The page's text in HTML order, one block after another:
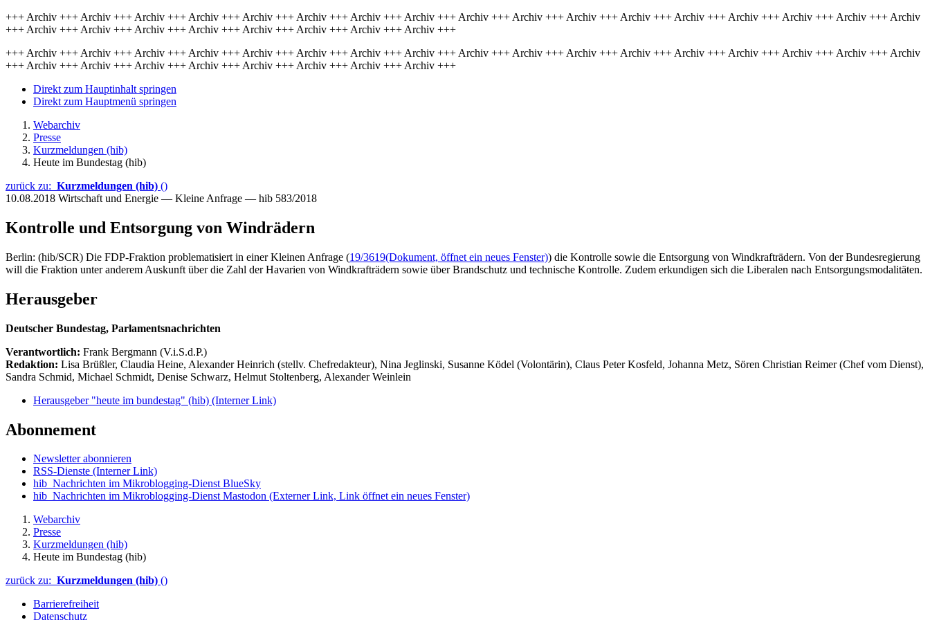
+++ Archiv +++ Archiv +++ Archiv +++ Archiv +++ Archiv +++ Archiv +++ Archiv +++ Archiv +++ Archiv +++ Archiv +++ Archiv +++ Archiv +++ Archiv +++ Archiv +++ Archiv +++ Archiv +++ Archiv
+++ Archiv +++ Archiv +++ Archiv +++ Archiv +++ Archiv +++ Archiv +++ Archiv +++ Archiv +++
+++ Archiv +++ Archiv +++ Archiv +++ Archiv +++ Archiv +++ Archiv +++ Archiv +++ Archiv +++ Archiv +++ Archiv +++ Archiv +++ Archiv +++ Archiv +++ Archiv +++ Archiv +++ Archiv +++ Archiv
+++ Archiv +++ Archiv +++ Archiv +++ Archiv +++ Archiv +++ Archiv +++ Archiv +++ Archiv +++
Direkt zum Hauptinhalt springen
Direkt zum Hauptmenü springen
Webarchiv
Presse
Kurzmeldungen (hib)
Heute im Bundestag (hib)
zurück zu: Kurzmeldungen (hib) ()
10.08.2018 Wirtschaft und Energie — Kleine Anfrage — hib 583/2018
Kontrolle und Entsorgung von Windrädern
Berlin: (hib/SCR) Die FDP-Fraktion problematisiert in einer Kleinen Anfrage (19/3619(Dokument, öffnet ein neues Fenster)) die Kontrolle sowie die Entsorgung von Windkrafträdern. Von der Bundesregierung
will die Fraktion unter anderem Auskunft über die Zahl der Havarien von Windkrafträdern sowie über Brandschutz und technische Kontrolle. Zudem erkundigen sich die Liberalen nach Entsorgungsmodalitäten.
Herausgeber
Deutscher Bundestag, Parlamentsnachrichten
Verantwortlich: Frank Bergmann (V.i.S.d.P.)
Redaktion: Lisa Brüßler, Claudia Heine, Alexander Heinrich (stellv. Chefredakteur), Nina Jeglinski, Susanne Ködel (Volontärin), Claus Peter Kosfeld, Johanna Metz, Sören Christian Reimer (Chef vom Dienst),
Sandra Schmid, Michael Schmidt, Denise Schwarz, Helmut Stoltenberg, Alexander Weinlein
Herausgeber "heute im bundestag" (hib) (Interner Link)
Abonnement
Newsletter abonnieren
RSS-Dienste (Interner Link)
hib_Nachrichten im Mikroblogging-Dienst BlueSky
hib_Nachrichten im Mikroblogging-Dienst Mastodon (Externer Link, Link öffnet ein neues Fenster)
Webarchiv
Presse
Kurzmeldungen (hib)
Heute im Bundestag (hib)
zurück zu: Kurzmeldungen (hib) ()
Barrierefreiheit
Datenschutz